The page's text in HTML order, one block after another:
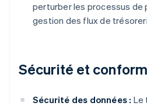
perturber les processus
gestion des flux de
Sécurité et
Sécurité des données : Le